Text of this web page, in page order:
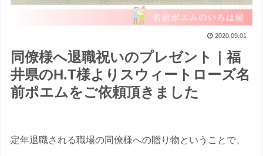
2020.09.01
同僚様へ退職祝いのプレゼント｜福
井県のH.T様よりスウィートローズ名
前ポエムをご依頼頂きました
定年退職される職場の同僚様への贈り物ということで、